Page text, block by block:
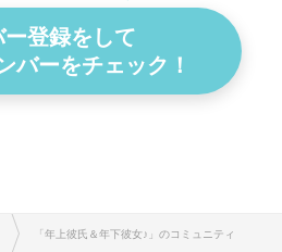
ー登録をして
バーをチェック！
「年上彼氏＆年下彼女♪」のコミュニティ